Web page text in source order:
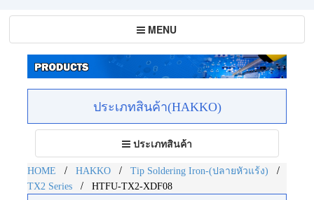
Toggle
navigation
MENU
ประเภทสินค้า(HAKKO)
Toggle
navigation
ประเภทสินค้า
HOME / HAKKO / Tip Soldering Iron-(ปลายหัวแร้ง) /
TX2 Series / HTFU-TX2-XDF08